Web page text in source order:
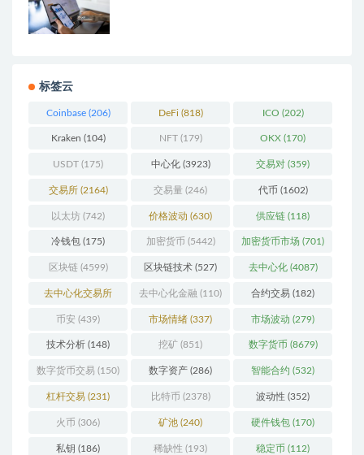
标签云
Coinbase(206) DeFi (818) ICO (202)
Kraken (104) NFT(179) OKX (170)
USDT (175) 中心化(3923) 交易对 (359)
交易所(2164) 交易量 (246) 代币 (1602)
以太坊 (742) 价格波动 (630) 供应链 (118)
冷钱包 (175) 加密货币 (5442) 加密货币市场 (701)
区块链(4599) 区块链技术 (527) 去中心化(4087)
去中心化交易所
(196)
去中心化金融 (110) 合约交易 (182)
币安 (439) 市场情绪 (337) 市场波动 (279)
技术分析 (148) 挖矿 (851) 数字货币 (8679)
数字货币交易 (150) 数字资产 (286) 智能合约 (532)
杠杆交易 (231) 比特币 (2378) 波动性 (352)
火币 (306) 矿池 (240) 硬件钱包 (170)
私钥 (186) 稀缺性 (193) 稳定币 (112)